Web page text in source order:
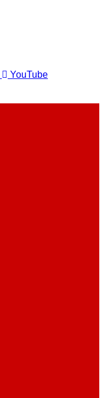
YouTube